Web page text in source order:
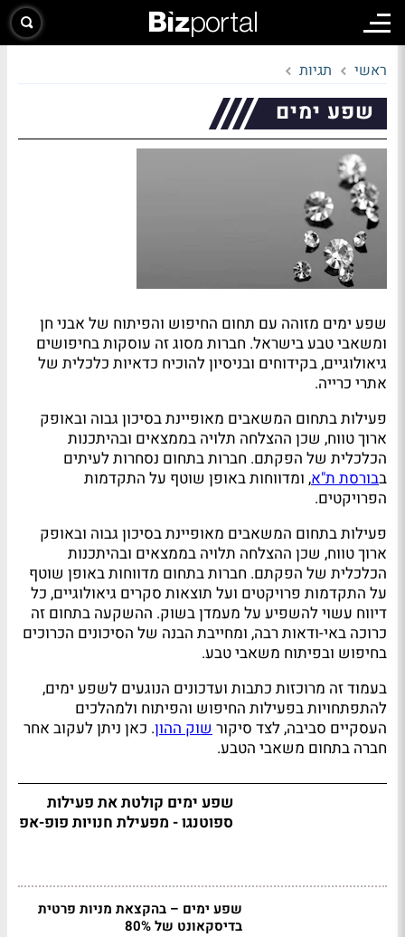
ראשי תגיות
שפע ימים
שפע ימים מזוהה עם תחום החיפוש והפיתוח של אבני חן
ומשאבי טבע בישראל. חברות מסוג זה עוסקות בחיפושים
גיאולוגיים, בקידוחים ובניסיון להוכיח כדאיות כלכלית של
אתרי כרייה.
פעילות בתחום המשאבים מאופיינת בסיכון גבוה ובאופק
ארוך טווח, שכן ההצלחה תלויה בממצאים ובהיתכנות
הכלכלית של הפקתם. חברות בתחום נסחרות לעיתים
בבורסת ת"א, ומדווחות באופן שוטף על התקדמות
הפרויקטים.
פעילות בתחום המשאבים מאופיינת בסיכון גבוה ובאופק
ארוך טווח, שכן ההצלחה תלויה בממצאים ובהיתכנות
הכלכלית של הפקתם. חברות בתחום מדווחות באופן שוטף
על התקדמות פרויקטים ועל תוצאות סקרים גיאולוגיים, כל
דיווח עשוי להשפיע על מעמדן בשוק. ההשקעה בתחום זה
כרוכה באי-ודאות רבה, ומחייבת הבנה של הסיכונים הכרוכים
בחיפוש ובפיתוח משאבי טבע.
בעמוד זה מרוכזות כתבות ועדכונים הנוגעים לשפע ימים,
להתפתחויות בפעילות החיפוש והפיתוח ולמהלכים
העסקיים סביבה, לצד סיקורשוק ההון. כאן ניתן לעקוב אחר
חברה בתחום משאבי הטבע.
שפע ימים קולטת את פעילות
ספוטנגו - מפעילת חנויות פופ-אפ
שפע ימים – בהקצאת מניות פרטית
בדיסקאונט של 80%